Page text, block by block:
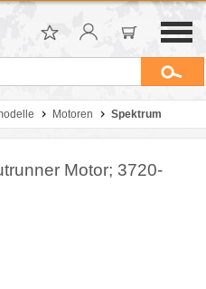
Motoren Spektrum
Motor; 3720-